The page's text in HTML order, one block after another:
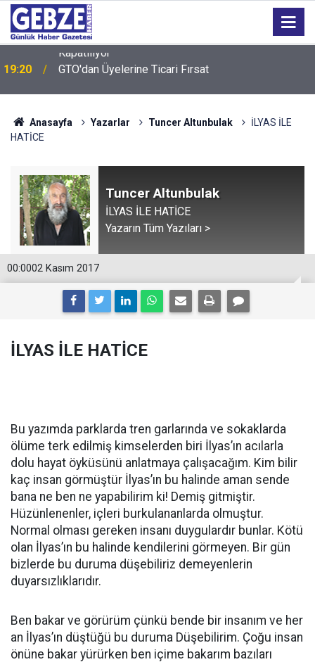
19:20 GTO'dan Üyelerine Ticari Fırsat
Anasayfa Yazarlar Tuncer Altunbulak
İLYAS İLE
HATİCE
Tuncer Altunbulak
İLYAS İLE HATİCE
Yazarın Tüm Yazıları >
00:0002 Kasım 2017
İLYAS İLE HATİCE
Bu yazımda parklarda tren garlarında ve sokaklarda
ölüme terk edilmiş kimselerden biri İlyas’ın acılarla
dolu hayat öyküsünü anlatmaya çalışacağım. Kim bilir
kaç insan görmüştür İlyas’ın bu halinde aman sende
bana ne ben ne yapabilirim ki! Demiş gitmiştir.
Hüzünlenenler, içleri burkulananlarda olmuştur.
Normal olması gereken insanı duygulardır bunlar. Kötü
olan İlyas’ın bu halinde kendilerini görmeyen. Bir gün
bizlerde bu duruma düşebiliriz demeyenlerin
duyarsızlıklarıdır.
Ben bakar ve görürüm çünkü bende bir insanım ve her
an İlyas’ın düştüğü bu duruma Düşebilirim. Çoğu insan
önüne bakar yürürken ben içime bakarım bazıları